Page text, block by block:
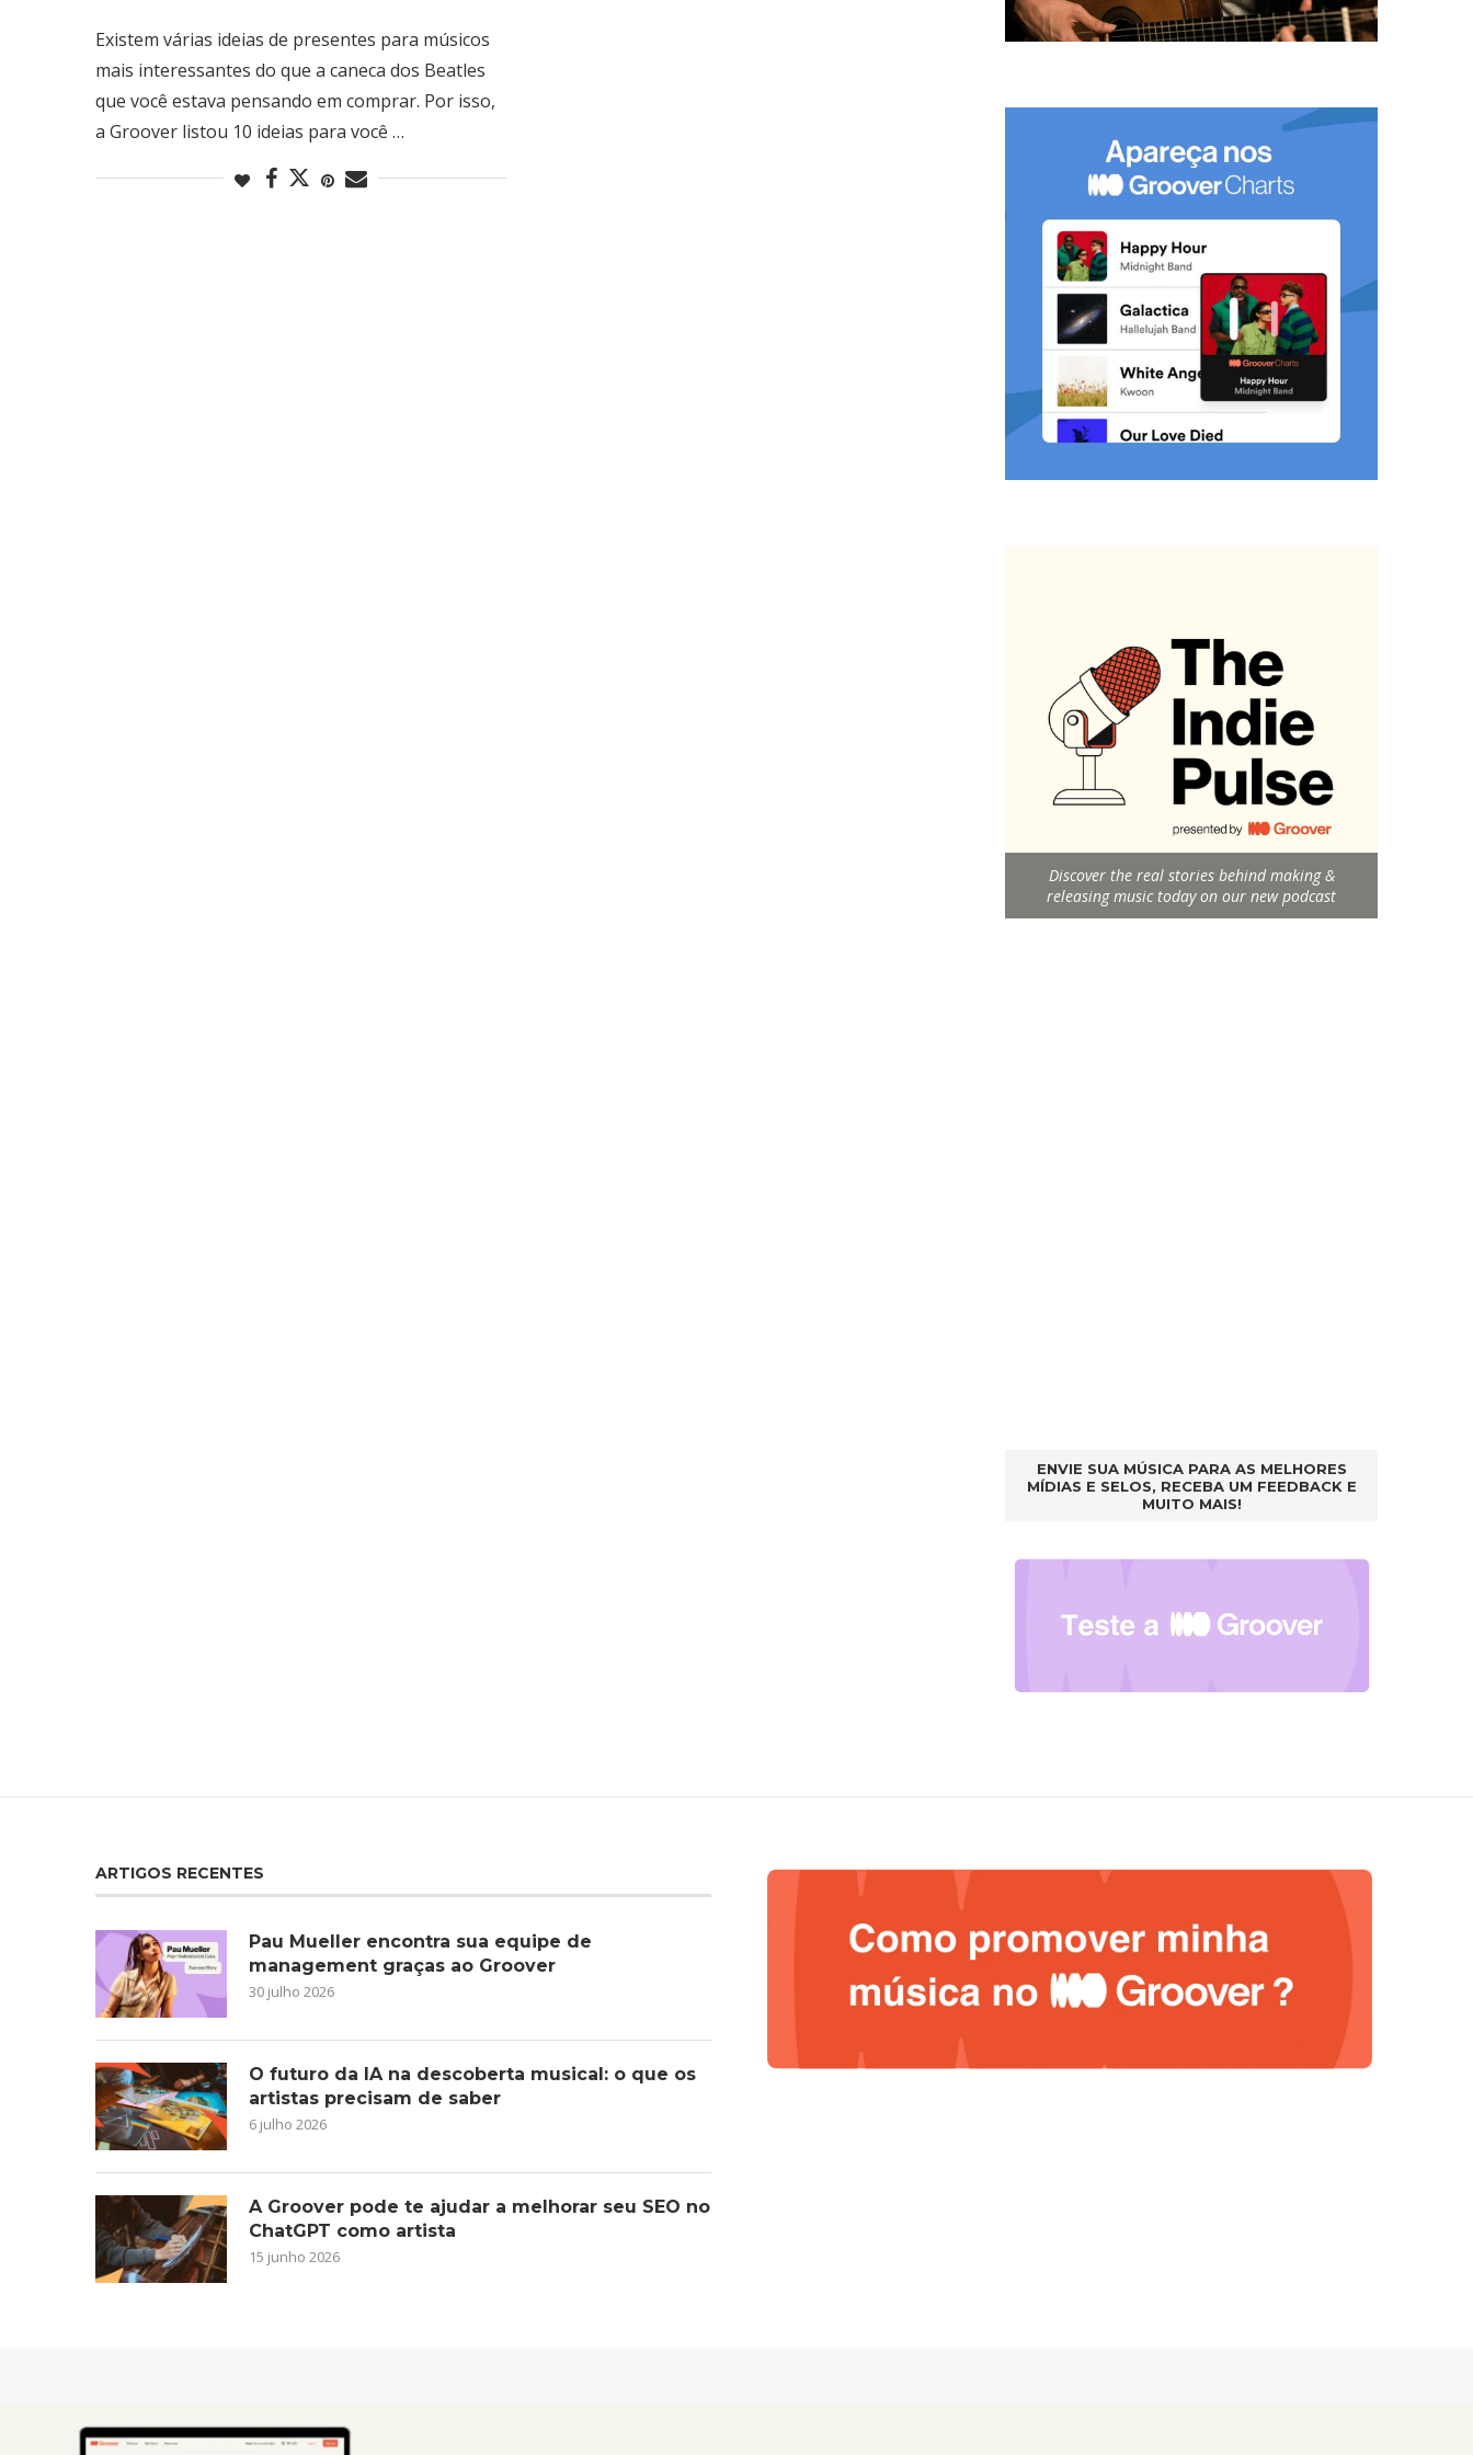
Existem várias ideias de presentes para músicos
mais interessantes do que a caneca dos Beatles
que você estava pensando em comprar. Por isso,
a Groover listou 10 ideias para você …
Discover the real stories behind making &
releasing music today on our new podcast
ENVIE SUA MÚSICA PARA AS MELHORES
MÍDIAS E SELOS, RECEBA UM FEEDBACK E
MUITO MAIS!
ARTIGOS RECENTES
Pau Mueller encontra sua equipe de
management graças ao Groover
30 julho 2026
O futuro da IA na descoberta musical: o que os
artistas precisam de saber
6 julho 2026
A Groover pode te ajudar a melhorar seu SEO no
ChatGPT como artista
15 junho 2026